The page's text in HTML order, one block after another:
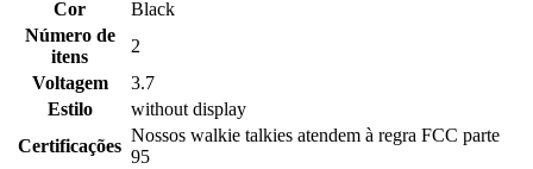
Cor
Black
Número de
itens
2
Voltagem
3.7
Estilo
without display
Certificações
Nossos walkie talkies atendem à regra FCC parte
95